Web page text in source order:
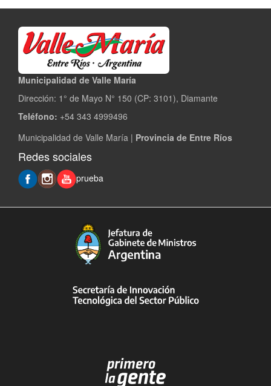
del
arroyo
Crespo
Municipalidad de Valle María
Dirección: 1° de Mayo N° 150 (CP: 3101), Diamante
Teléfono: +54 343 4999496
Municipalidad de Valle María | Provincia de Entre Ríos
Redes sociales
prueba